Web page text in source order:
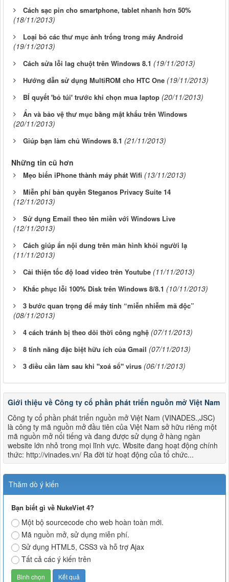
Cách sạc pin cho smartphone, tablet nhanh hơn 50%
(18/11/2013)
Loại bỏ các thư mục ảnh trống trong máy Android
(19/11/2013)
Cách sửa lỗi lag chuột trên Windows 8.1 (19/11/2013)
Hướng dẫn sử dụng MultiROM cho HTC One (19/11/2013)
BÍ quyết 'bỏ túi' trước khi chọn mua laptop (20/11/2013)
Ẩn và bảo vệ thư mục bằng mật khẩu trên Windows
(20/11/2013)
Giúp bạn làm chủ Windows 8.1 (21/11/2013)
Những tin cũ hơn
Mẹo biến iPhone thành máy phát Wifi (13/11/2013)
Miễn phí bản quyền Steganos Privacy Suite 14
(12/11/2013)
Sử dụng Email theo tên miền với Windows Live
(12/11/2013)
Cách giúp ẩn nội dung trên màn hình khỏi người lạ
(11/11/2013)
Cải thiện tốc độ load video trên Youtube (11/11/2013)
Khắc phục lỗi 100% Disk trên Windows 8/8.1 (10/11/2013)
3 bước quan trọng để máy tính “miễn nhiễm mã độc”
(08/11/2013)
4 cách tránh bị theo dõi thời công nghệ (07/11/2013)
8 tính năng đặc biệt hữu ích của Gmail (07/11/2013)
3 điều cần làm sau khi "xoá sổ" virus (06/11/2013)
Giới thiệu về Công ty cổ phần phát triển nguồn mở Việt Nam
Công ty cổ phần phát triển nguồn mở Việt Nam (VINADES.,JSC)
là công ty mã nguồn mở đầu tiên của Việt Nam sở hữu riêng một
mã nguồn mở nổi tiếng và đang được sử dụng ở hàng ngàn
website lớn nhỏ trong mọi lĩnh vực. Wbsite đang hoạt động chính
thức: http://vinades.vn/ Ra đời từ hoạt động của tổ chức...
Thăm dò ý kiến
Bạn biết gì về NukeViet 4?
Một bộ sourcecode cho web hoàn toàn mới.
Mã nguồn mở, sử dụng miễn phí.
Sử dụng HTML5, CSS3 và hỗ trợ Ajax
Tất cả các ý kiến trên